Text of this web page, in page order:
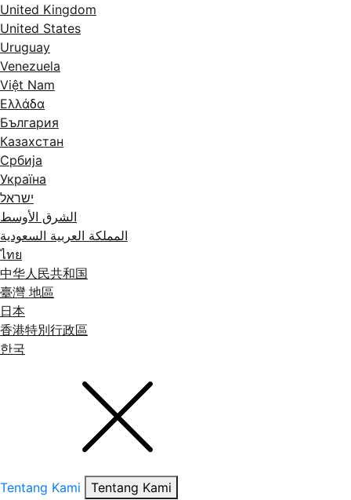
United Kingdom
United States
Uruguay
Venezuela
Việt Nam
Ελλάδα
България
Казахстан
Србија
Україна
ישראל
الشرق الأوسط
المملكة العربية السعودية
ไทย
中华人民共和国
臺灣 地區
日本
香港特別行政區
한국
Tentang Kami
Tentang Kami